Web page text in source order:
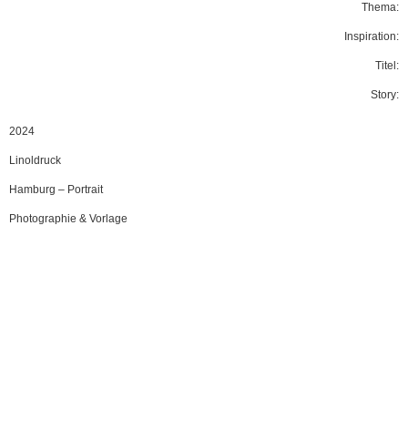
Thema:
Inspiration:
Titel:
Story:
2024
Linoldruck
Hamburg – Portrait
Photographie & Vorlage